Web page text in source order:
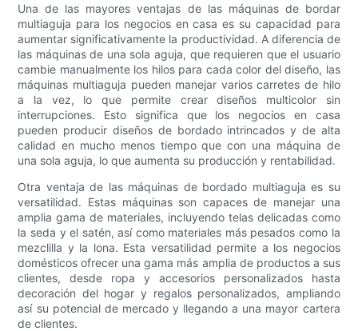
Una de las mayores ventajas de las máquinas de bordar
multiaguja para los negocios en casa es su capacidad para
aumentar significativamente la productividad. A diferencia de
las máquinas de una sola aguja, que requieren que el usuario
cambie manualmente los hilos para cada color del diseño, las
máquinas multiaguja pueden manejar varios carretes de hilo
a la vez, lo que permite crear diseños multicolor sin
interrupciones. Esto significa que los negocios en casa
pueden producir diseños de bordado intrincados y de alta
calidad en mucho menos tiempo que con una máquina de
una sola aguja, lo que aumenta su producción y rentabilidad.
Otra ventaja de las máquinas de bordado multiaguja es su
versatilidad. Estas máquinas son capaces de manejar una
amplia gama de materiales, incluyendo telas delicadas como
la seda y el satén, así como materiales más pesados ​​como la
mezclilla y la lona. Esta versatilidad permite a los negocios
domésticos ofrecer una gama más amplia de productos a sus
clientes, desde ropa y accesorios personalizados hasta
decoración del hogar y regalos personalizados, ampliando
así su potencial de mercado y llegando a una mayor cartera
de clientes.